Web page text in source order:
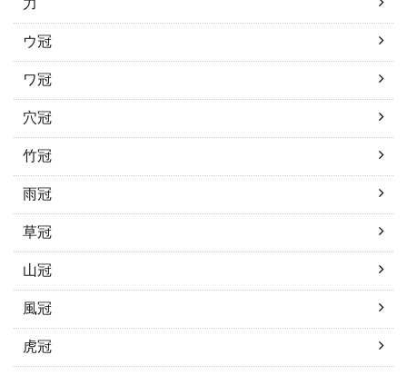
ウ冠
ワ冠
穴冠
竹冠
雨冠
草冠
山冠
風冠
虎冠